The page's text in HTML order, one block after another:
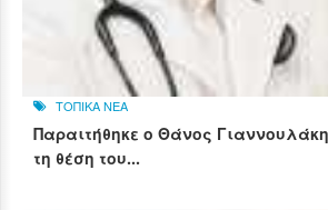
ΤΟΠΙΚΑ ΝΕΑ
Παραιτήθηκε ο Θάνος
τη θέση του...